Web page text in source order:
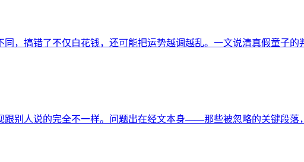
，搞错了不仅白花钱，还可能把运势越调越乱。一文说清真假童子的
别人说的完全不一样。问题出在经文本身——那些被忽略的关键段落